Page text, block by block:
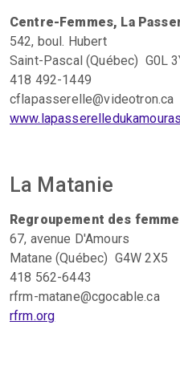
Centre-Femmes, La
542, boul. Hubert
Saint-Pascal (Québec) G0L
418 492-1449
cflapasserelle@videotron.ca
La Matanie
Regroupement des
67, avenue D'Amours
Matane (Québec) G4W 2X5
418 562-6443
rfrm-matane@cgocable.ca
rfrm.org